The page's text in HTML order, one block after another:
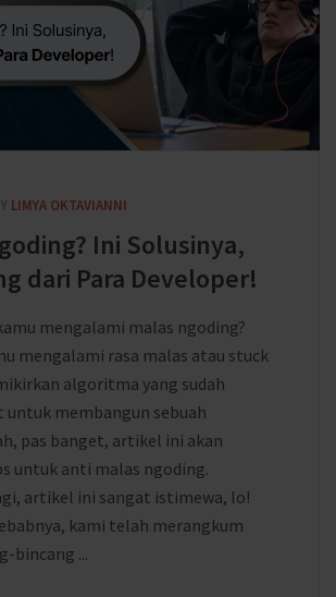
LIMYA OKTAVIANNI
Ini Solusinya,
dari Para Developer!
mengalami malas ngoding?
mengalami rasa malas atau stuck
algoritma yang sudah
membangun sebuah
pas banget, artikel ini akan
untuk anti malas ngoding.
artikel ini sangat istimewa, lo!
kami telah merangkum
bincang ...